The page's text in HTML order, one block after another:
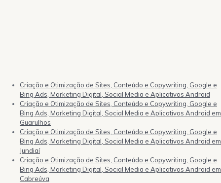
Criação e Otimização de Sites, Conteúdo e Copywriting, Google e
Bing Ads, Marketing Digital, Social Media e Aplicativos Android
Criação e Otimização de Sites, Conteúdo e Copywriting, Google e
Bing Ads, Marketing Digital, Social Media e Aplicativos Android em
Guarulhos
Criação e Otimização de Sites, Conteúdo e Copywriting, Google e
Bing Ads, Marketing Digital, Social Media e Aplicativos Android em
Jundiaí
Criação e Otimização de Sites, Conteúdo e Copywriting, Google e
Bing Ads, Marketing Digital, Social Media e Aplicativos Android em
Cabreúva